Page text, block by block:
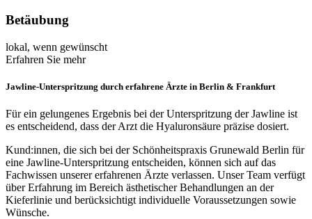
Betäubung
lokal, wenn gewünscht
Erfahren Sie mehr
Jawline-Unterspritzung durch erfahrene Ärzte in Berlin & Frankfurt
Für ein gelungenes Ergebnis bei der Unterspritzung der Jawline ist
es entscheidend, dass der Arzt die Hyaluronsäure präzise dosiert.
Kund:innen, die sich bei der Schönheitspraxis Grunewald Berlin für
eine Jawline-Unterspritzung entscheiden, können sich auf das
Fachwissen unserer erfahrenen Ärzte verlassen. Unser Team verfügt
über Erfahrung im Bereich ästhetischer Behandlungen an der
Kieferlinie und berücksichtigt individuelle Voraussetzungen sowie
Wünsche.